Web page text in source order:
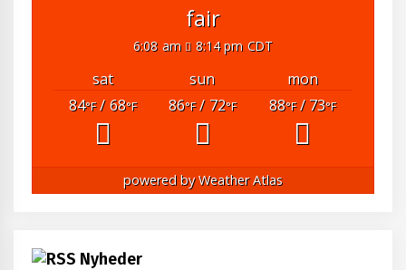
fair
6:08 am 8:14 pm CDT
sat sun
mon
84°F/ 68°F 86°F/ 72°F 88°F/ 73°F
powered byWeather Atlas
Nyheder